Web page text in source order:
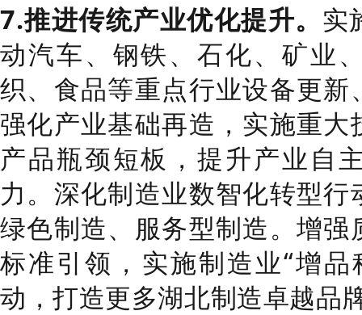
7.推进传统产业优化提升。 实
动汽车、钢铁、石化、矿业
织、食品等重点行业设备更
强化产业基础再造，实施重
产品瓶颈短板，提升产业自
力。深化制造业数智化转型行
绿色制造、服务型制造。增强
标准引领，实施制造业“增品
动，打造更多湖北制造卓越品